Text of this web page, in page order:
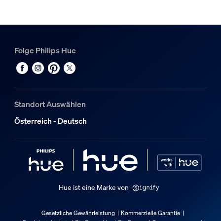
Hue White & Color Ambiance Perifo Gradient Light Tube
Hue Perifo gerader Steckverbinder schwarz
Folge Philips Hue
Standort Auswählen
Österreich - Deutsch
Hue ist eine Marke von
Gesetzliche Gewährleistung
Kommerzielle Garantie